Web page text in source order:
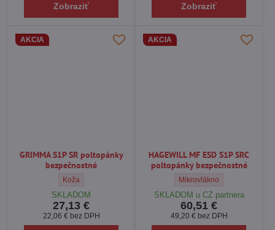
Zobraziť Zobraziť
AKCIA
GRIMMA S1P SR poltopánky
bezpečnostné
GRIMMA S1P SR poltopánky bezpečnostné - Vrchný materiál
Koža
SKLADOM
27,13 €
22,06 € bez DPH
AKCIA
HAGEWILL MF ESD S1P SRC
poltopánky bezpečnostné
HAGEWILL MF ESD S1P
Mikrovlákno
SKLADOM u CZ partnera
60,51 €
49,20 € bez DPH